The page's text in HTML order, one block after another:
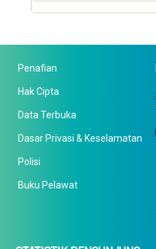
Penafian
Hak Cipta
Data Terbuka
Dasar Privasi & Keselamatan
Polisi
Buku Pelawat